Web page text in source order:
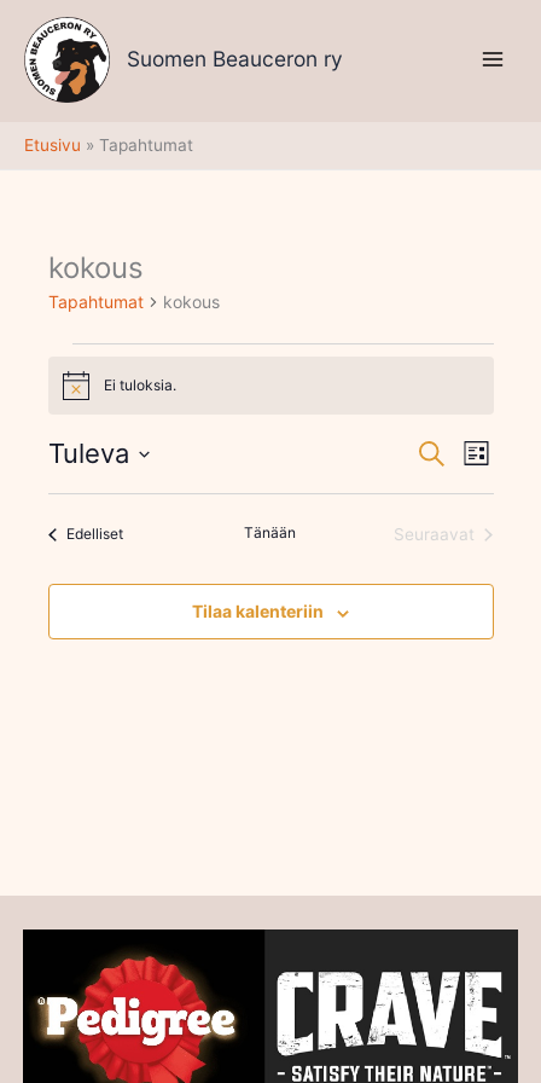
sisältöön
Suomen Beauceron ry
Etusivu Tapahtumat
kokous
Tapahtumat kokous
Tapahtumat
NoticeEi tuloksia.
Tapahtumat
Näkymät
Etsi Lista
Tuleva
EdellisetTapahtumat Tänään
Seuraavat
Tilaa kalenteriin